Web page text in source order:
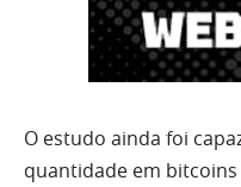
O estudo ainda foi
quantidade em